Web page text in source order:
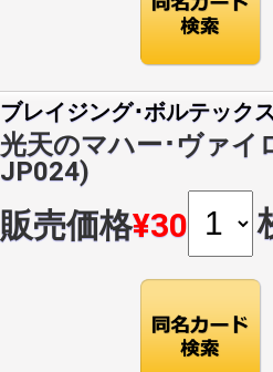
ブレイジング･ボルテック
光天のマハー･ヴァイ
JP024)
販売価格¥30